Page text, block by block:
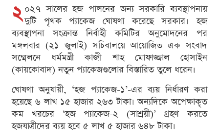
২ ০২৭ সালের হজ পালনের জন্য সরকারি ব্যবস্থাপনায়
দুটি পৃথক প্যাকেজ ঘোষণা করেছে সরকার। হজ
ব্যবস্থাপনা সংক্রান্ত নির্বাহী কমিটির অনুমোদনের পর
মঙ্গলবার (২১ জুলাই) সচিবালয়ে আয়োজিত এক সংবাদ
সম্মেলনে ধর্মমন্ত্রী কাজী শাহ মোফাজ্জাল হোসাইন
(কায়কোবাদ) নতুন প্যাকেজগুলোর বিস্তারিত তুলে ধরেন।
ঘোষণা অনুযায়ী, ‘হজ প্যাকেজ-১’-এর ব্যয় নির্ধারণ করা
হয়েছে ৬ লাখ ১৫ হাজার ২৬৩ টাকা। অন্যদিকে অপেক্ষাকৃত
কম খরচের ‘হজ প্যাকেজ-২ (সাশ্রয়ী)’ গ্রহণ করতে
হজযাত্রীদের ব্যয় হবে ৫ লাখ ৫ হাজার ৬৪৮ টাকা।